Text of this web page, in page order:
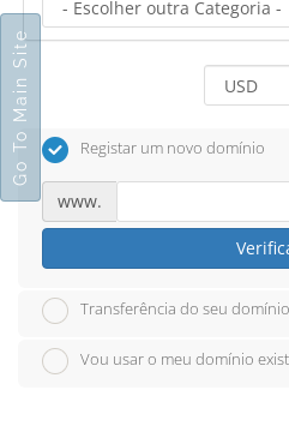
Registar um novo domínio
www.
Transferência do seu
Vou usar o meu domínio
Go To Main Site